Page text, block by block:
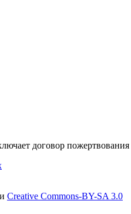
договор
Creative Commons-BY-SA 3.0